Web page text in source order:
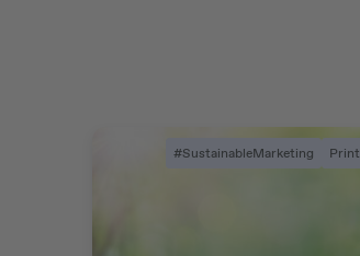
#SustainableMarketing Print